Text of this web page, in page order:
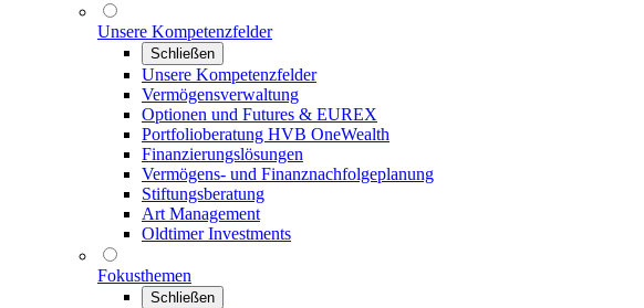
Unsere Kompetenzfelder
Schließen
Unsere Kompetenzfelder
Vermögensverwaltung
Optionen und Futures & EUREX
Portfolioberatung HVB OneWealth
Finanzierungslösungen
Vermögens- und Finanznachfolgeplanung
Stiftungsberatung
Art Management
Oldtimer Investments
Fokusthemen
Schließen